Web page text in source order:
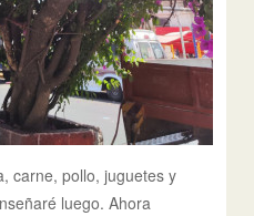
carne, pollo, juguetes y
luego. Ahora